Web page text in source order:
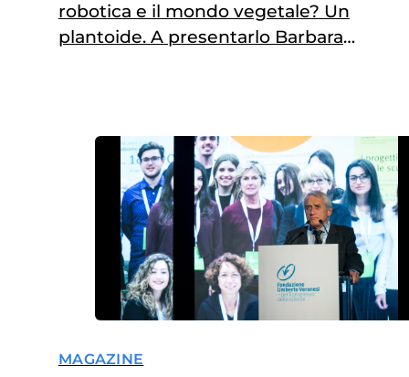
robotica e il mondo vegetale? Un
plantoide. A presentarlo Barbara
MAGAZINE